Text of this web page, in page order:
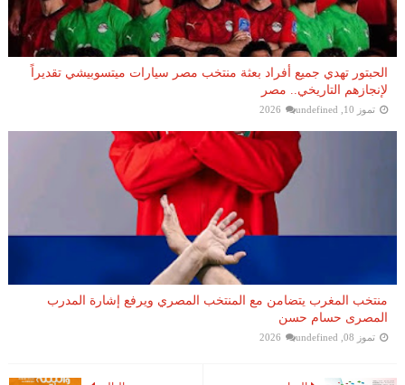
الحبتور تهدي جميع أفراد بعثة منتخب مصر سيارات ميتسوبيشي تقديراً
لإنجازهم التاريخي.. مصر
تموز 10, 2026 undefined
منتخب المغرب يتضامن مع المنتخب المصري ويرفع إشارة المدرب
المصرى حسام حسن
تموز 08, 2026 undefined